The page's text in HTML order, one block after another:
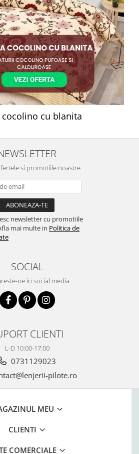
cocolino cu blanita
si promotiile noastre
newsletter cu promotiile
mai multe in Politica de
SOCIAL
ne in social media
CLIENTI
L-D 10:00-17:00
0731129023
pilote.ro
MEU
CLIENTI
COMERCIALE